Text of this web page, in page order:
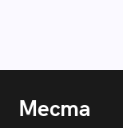
Места